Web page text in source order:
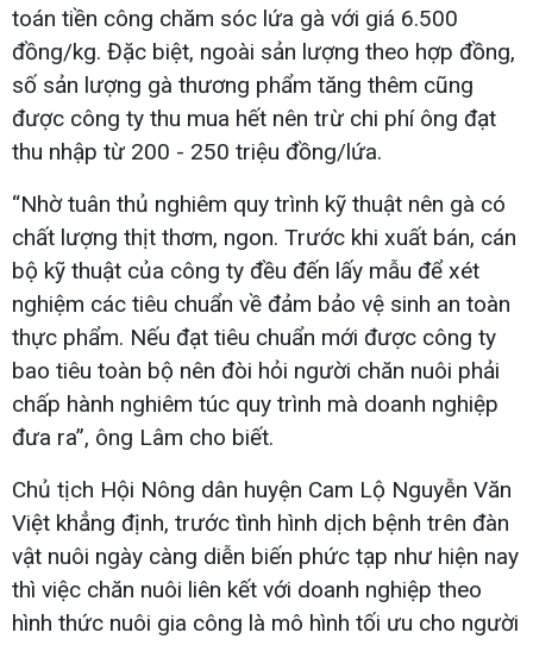
toán tiền công chăm sóc lứa gà với giá 6.500
đồng/kg. Đặc biệt, ngoài sản lượng theo hợp đồng,
số sản lượng gà thương phẩm tăng thêm cũng
được công ty thu mua hết nên trừ chi phí ông đạt
thu nhập từ 200 - 250 triệu đồng/lứa.
“Nhờ tuân thủ nghiêm quy trình kỹ thuật nên gà có
chất lượng thịt thơm, ngon. Trước khi xuất bán, cán
bộ kỹ thuật của công ty đều đến lấy mẫu để xét
nghiệm các tiêu chuẩn về đảm bảo vệ sinh an toàn
thực phẩm. Nếu đạt tiêu chuẩn mới được công ty
bao tiêu toàn bộ nên đòi hỏi người chăn nuôi phải
chấp hành nghiêm túc quy trình mà doanh nghiệp
đưa ra”, ông Lâm cho biết.
Chủ tịch Hội Nông dân huyện Cam Lộ Nguyễn Văn
Việt khẳng định, trước tình hình dịch bệnh trên đàn
vật nuôi ngày càng diễn biến phức tạp như hiện nay
thì việc chăn nuôi liên kết với doanh nghiệp theo
hình thức nuôi gia công là mô hình tối ưu cho người